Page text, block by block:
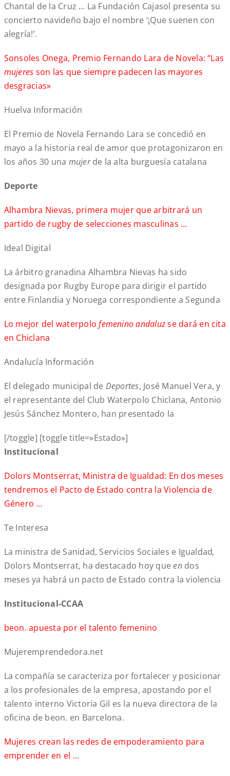
Chantal de la Cruz … La Fundación Cajasol presenta su
concierto navideño bajo el nombre ‘¡Que suenen con
alegría!’.
Sonsoles Onega, Premio Fernando Lara de Novela: “Las
mujeres son las que siempre padecen las mayores
desgracias»
Huelva Información
El Premio de Novela Fernando Lara se concedió en
mayo a la historia real de amor que protagonizaron en
los años 30 una mujerde la alta burguesía catalana
Deporte
Alhambra Nievas, primera mujer que arbitrará un
partido de rugby de selecciones masculinas …
Ideal Digital
La árbitro granadina Alhambra Nievas ha sido
designada por Rugby Europe para dirigir el partido
entre Finlandia y Noruega correspondiente a Segunda
Lo mejor del waterpolofemenino andaluzse dará en cita
en Chiclana
Andalucía Información
El delegado municipal de Deportes, José Manuel Vera, y
el representante del Club Waterpolo Chiclana, Antonio
Jesús Sánchez Montero, han presentado la
[/toggle] [toggle title=»Estado»]
Institucional
Dolors Montserrat, Ministra de Igualdad: En dos meses
tendremos el Pacto de Estado contra la Violencia de
Género …
Te Interesa
La ministra de Sanidad, Servicios Sociales e Igualdad,
Dolors Montserrat, ha destacado hoy queendos
meses ya habrá un pacto de Estado contra la violencia
Institucional-CCAA
beon. apuesta por el talento femenino
Mujeremprendedora.net
La compañía se caracteriza por fortalecer y posicionar
a los profesionales de la empresa, apostando por el
talento interno Victoria Gil es la nueva directora de la
oficina de beon. en Barcelona.
Mujeres crean las redes de empoderamiento para
emprender en el …